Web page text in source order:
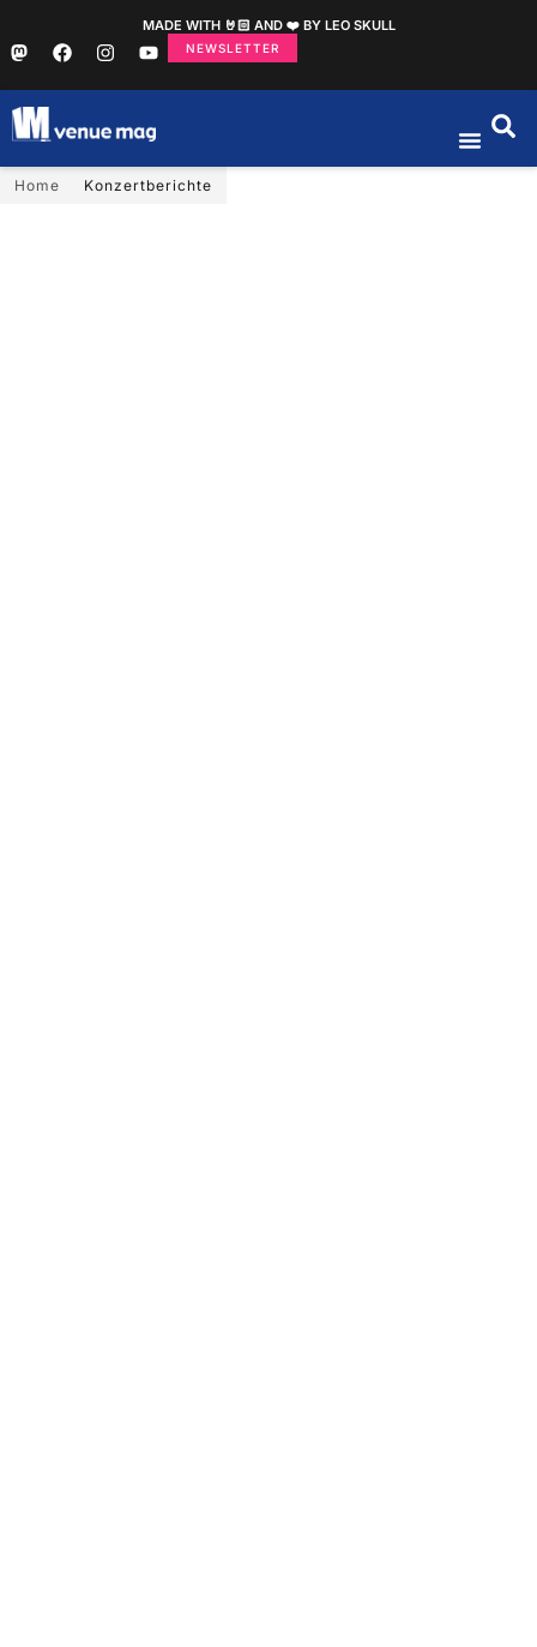
MADE WITH 🤘🏻 AND ❤️ BY LEO SKULL
NEWSLETTER
Home Konzertberichte